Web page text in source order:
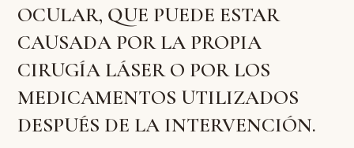
OCULAR, QUE PUEDE ESTAR
CAUSADA POR LA PROPIA
CIRUGÍA LÁSER O POR LOS
MEDICAMENTOS UTILIZADOS
DESPUÉS DE LA INTERVENCIÓN.